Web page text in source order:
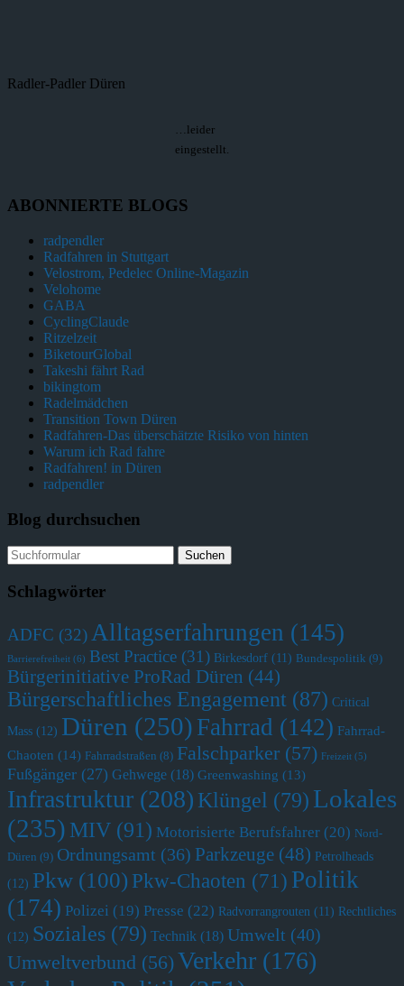
Radler-Padler Düren
…leider
eingestellt.
ABONNIERTE BLOGS
radpendler
Radfahren in Stuttgart
Velostrom, Pedelec Online-Magazin
Velohome
GABA
CyclingClaude
Ritzelzeit
BiketourGlobal
Takeshi fährt Rad
bikingtom
Radelmädchen
Transition Town Düren
Radfahren-Das überschätzte Risiko von hinten
Warum ich Rad fahre
Radfahren! in Düren
radpendler
Blog durchsuchen
Schlagwörter
ADFC (32) Alltagserfahrungen (145)
Barrierefreiheit (6) Best Practice (31) Birkesdorf (11) Bundespolitik (9)
Bürgerinitiative ProRad Düren (44)
Bürgerschaftliches Engagement (87) Critical
Mass (12) Düren (250) Fahrrad (142) Fahrrad-
Chaoten (14) Fahrradstraßen (8) Falschparker (57) Freizeit (5)
Fußgänger (27) Gehwege (18) Greenwashing (13)
Infrastruktur (208) Klüngel (79) Lokales
(235) MIV (91) Motorisierte Berufsfahrer (20) Nord-
Düren (9) Ordnungsamt (36) Parkzeuge (48) Petrolheads
(12) Pkw (100) Pkw-Chaoten (71) Politik
(174) Polizei (19) Presse (22) Radvorrangrouten (11) Rechtliches
(12) Soziales (79) Technik (18) Umwelt (40)
Umweltverbund (56)Verkehr (176)